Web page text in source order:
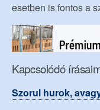
esetben is fontos a
Kapcsolódó
Szorul hurok,